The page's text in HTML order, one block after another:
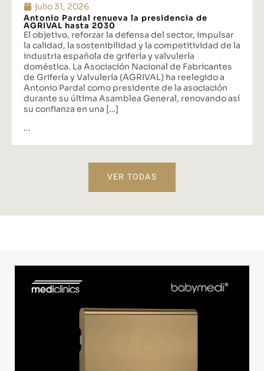
julio 31, 2026
Antonio Pardal renueva la presidencia de
AGRIVAL hasta 2030
El objetivo, reforzar la defensa del sector, impulsar
la calidad, la sostenibilidad y la competitividad de la
industria española de grifería y valvulería
doméstica. La Asociación Nacional de Fabricantes
de Grifería y Valvulería (AGRIVAL) ha reelegido a
Antonio Pardal como presidente de la asociación
durante su última Asamblea General, renovando así
su confianza en una […]
...
VER TODAS